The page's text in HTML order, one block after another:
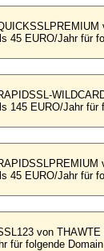
45 EURO/Jahr für
145 EURO/Jahr für
45 EURO/Jahr für
von
für folgende Domain